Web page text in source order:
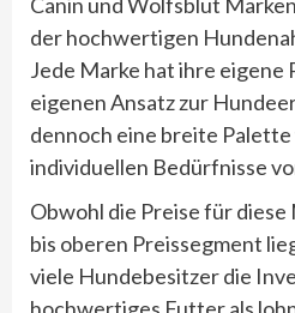
der hochwertigen
Jede Marke hat ihre eigene
eigenen Ansatz zur
dennoch eine breite
individuellen Bedürfnisse
Obwohl die Preise für
bis oberen Preissegment
viele Hundebesitzer die